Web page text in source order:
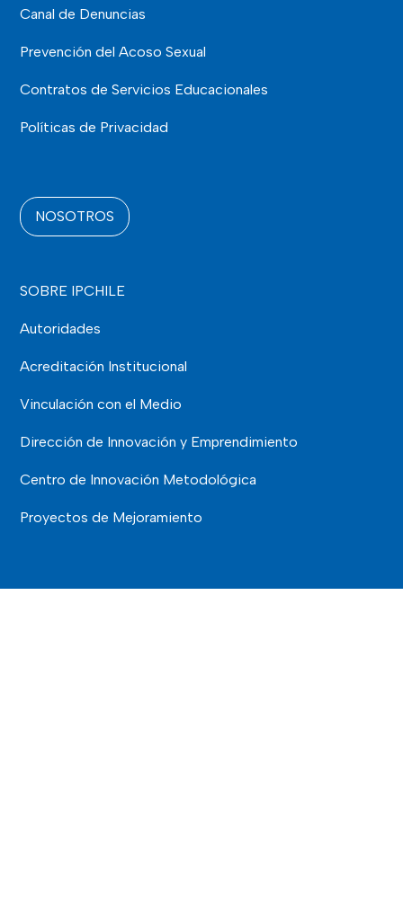
Canal de Denuncias
Prevención del Acoso Sexual
Contratos de Servicios Educacionales
Políticas de Privacidad
NOSOTROS
SOBRE IPCHILE
Autoridades
Acreditación Institucional
Vinculación con el Medio
Dirección de Innovación y Emprendimiento
Centro de Innovación Metodológica
Proyectos de Mejoramiento